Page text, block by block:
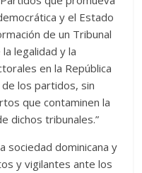
y el Estado
de un Tribunal
legalidad y la
en la República
de los partidos, sin
que contaminen la
dichos tribunales.”
sociedad dominicana y
y vigilantes ante los